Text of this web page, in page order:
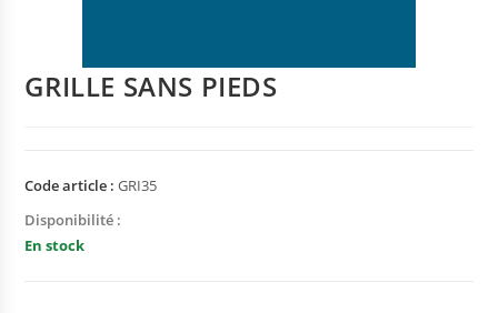
GRILLE SANS PIEDS
Code article :GRI35
Disponibilité :
En stock